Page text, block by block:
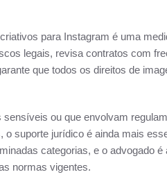
para Instagram é uma
legais, revisa contratos com
que todos os direitos de
ou que envolvam
suporte jurídico é ainda mais
categorias, e o advogado
normas vigentes.